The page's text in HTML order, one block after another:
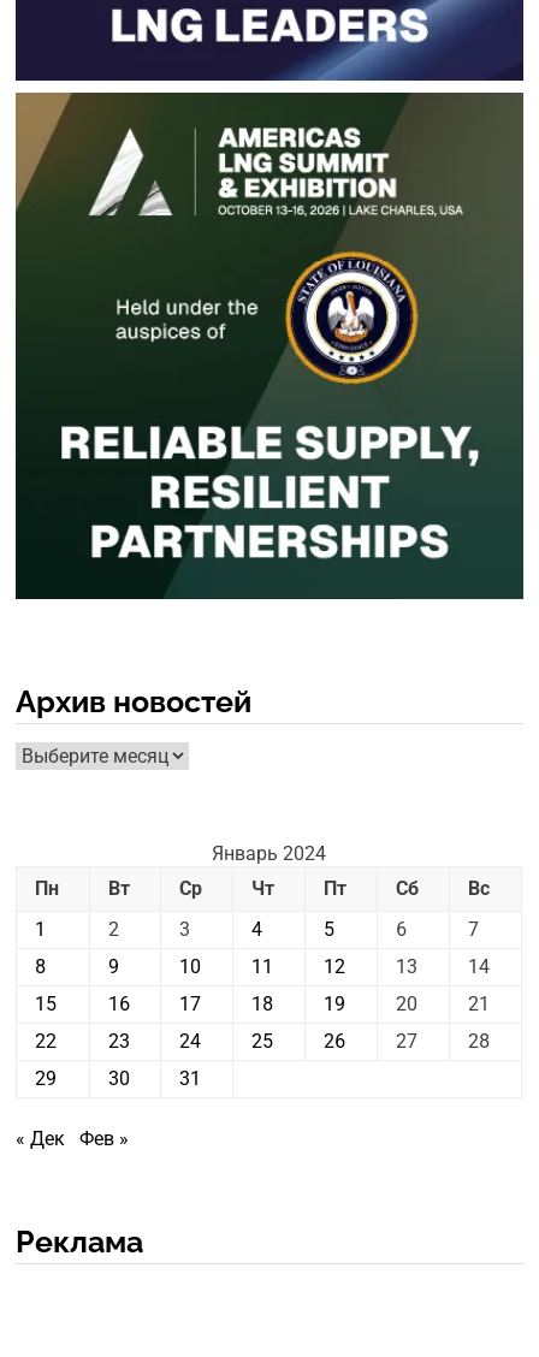
Архив новостей
Архив
новостей
Январь 2024
Пн
Вт Ср Чт Пт Сб
Вс
1
2 3 4 5 6
7
8
9 10 11 12 13
14
15
16 17 18 19 20
21
22
23 24 25 26 27
28
29
30 31
« Дек Фев »
Реклама